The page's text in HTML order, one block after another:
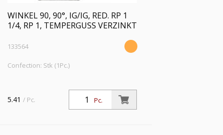
WINKEL 90, 90°, IG/IG, RED. RP 1
1/4, RP 1, TEMPERGUSS VERZINKT
133564
Confection: Stk (1Pc.)
Pc.
5.41 / Pc.